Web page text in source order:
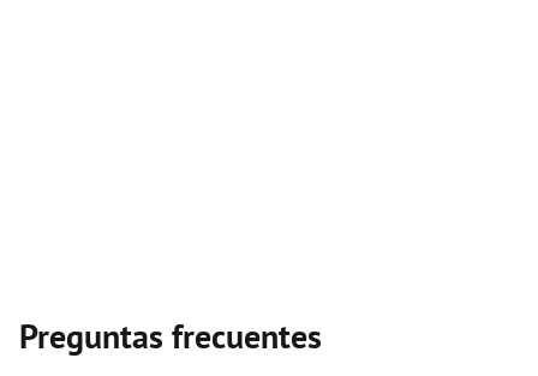
Preguntas frecuentes